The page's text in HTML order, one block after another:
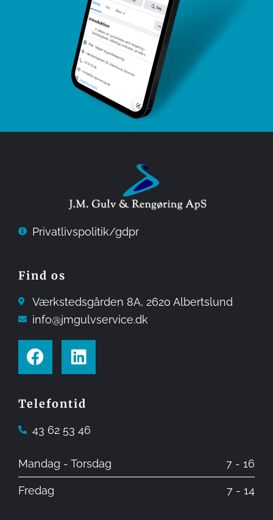
Privatlivspolitik/gdpr
Find os
Værkstedsgården 8A, ​2620 Albertslund
info@jmgulvservice.dk
Telefontid
43 62 53 46
Mandag - Torsdag 7 - 16
Fredag 7 - 14